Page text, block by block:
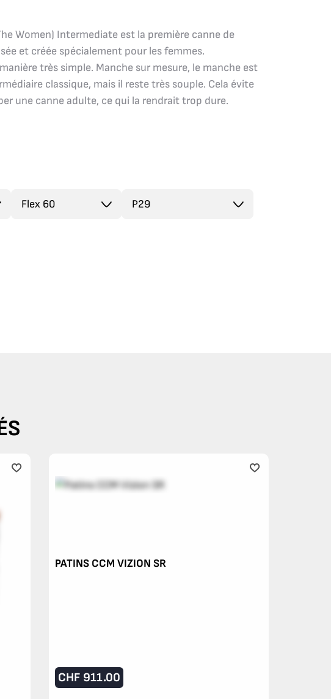
Women) Intermediate est la première canne de
et créée spécialement pour les femmes.
très simple. Manche sur mesure, le manche est
classique, mais il reste très souple. Cela évite
une canne adulte, ce qui la rendrait trop dure.
PATINS CCM VIZION SR
CHF 911.00